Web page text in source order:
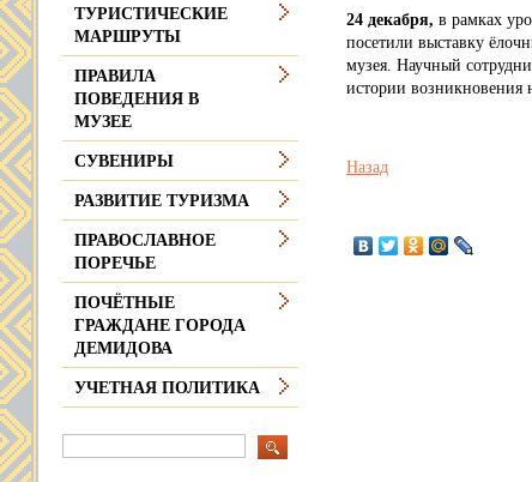
24 декабря, в рамках
посетили выставку
музея. Научный
истории возникновения
Назад
ТУРИСТИЧЕСКИЕ
МАРШРУТЫ
ПРАВИЛА
ПОВЕДЕНИЯ В
МУЗЕЕ
СУВЕНИРЫ
РАЗВИТИЕ ТУРИЗМА
ПРАВОСЛАВНОЕ
ПОРЕЧЬЕ
ПОЧЁТНЫЕ
ГРАЖДАНЕ ГОРОДА
ДЕМИДОВА
УЧЕТНАЯ ПОЛИТИКА